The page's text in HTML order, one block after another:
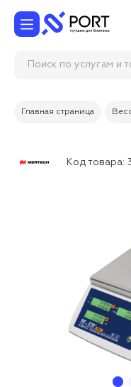
Поиск по услугам и
Главная страница
Код товара: